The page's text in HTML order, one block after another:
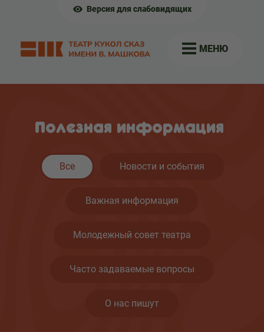
Версия для слабовидящих
МЕНЮ
Полезная информация
Все Новости и события
Важная информация
Молодежный совет театра
Часто задаваемые вопросы
О нас пишут